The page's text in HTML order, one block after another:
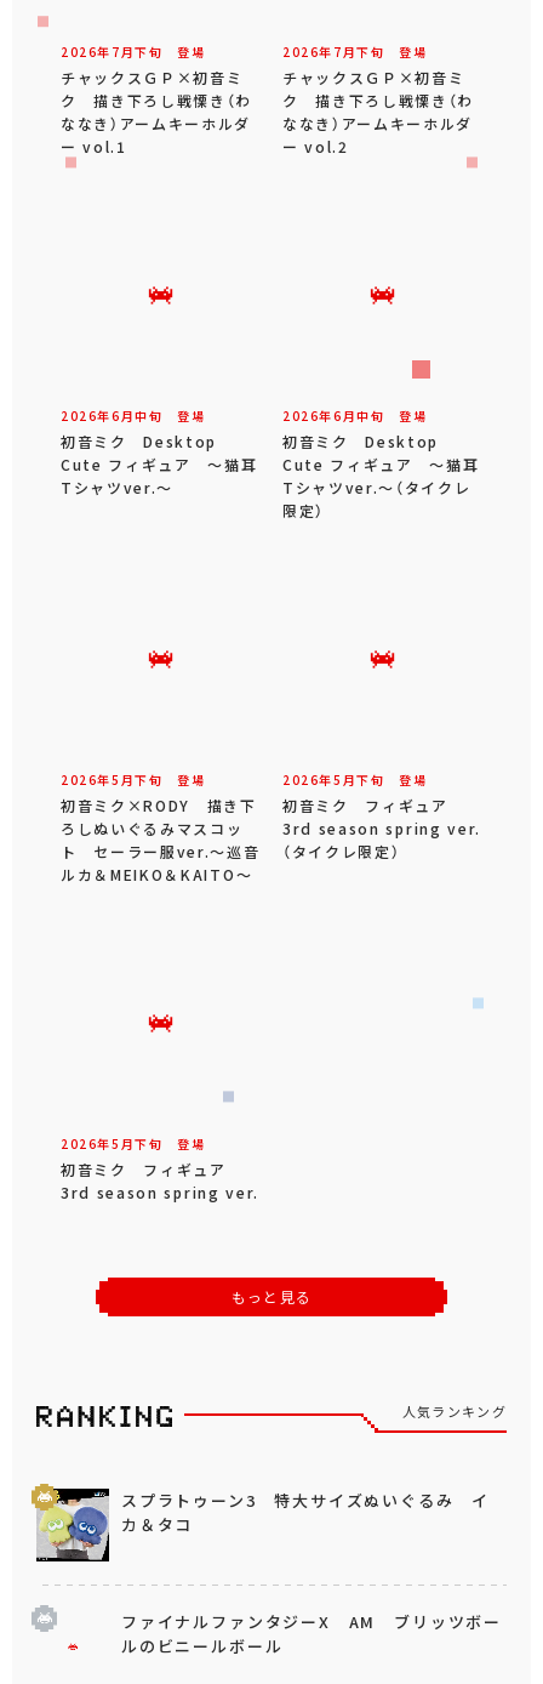
2026年 7 月下旬 登場
チャックスＧＰ×初音ミ
ク 描き下ろし戦慄き（わ
ななき）アームキーホルダ
ー vol.1
2026年 7 月下旬 登場
チャックスＧＰ×初音ミ
ク 描き下ろし戦慄き（わ
ななき）アームキーホルダ
ー vol.2
2026年6 月中旬 登場
初音ミク Desktop
Cute フィギュア ～猫耳
Tシャツver.～
2026年6 月中旬 登場
初音ミク Desktop
Cute フィギュア ～猫耳
Tシャツver.～（タイクレ
限定）
2026年5 月下旬 登場
初音ミク×RODY 描き下
ろしぬいぐるみマスコッ
ト セーラー服ver.～巡音
ルカ＆MEIKO＆KAITO～
2026年5 月下旬 登場
初音ミク フィギュア
3rd season spring ver.
（タイクレ限定）
2026年5 月下旬 登場
初音ミク フィギュア
3rd season spring ver.
もっと見る
人気ランキング
スプラトゥーン3 特大サイズぬいぐるみ イ
カ＆タコ
ファイナルファンタジーX AM ブリッツボー
ルのビニールボール